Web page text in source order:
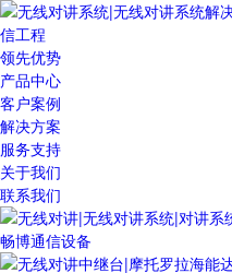
领先优势
产品中心
客户案例
解决方案
服务支持
关于我们
联系我们
畅博通信设备